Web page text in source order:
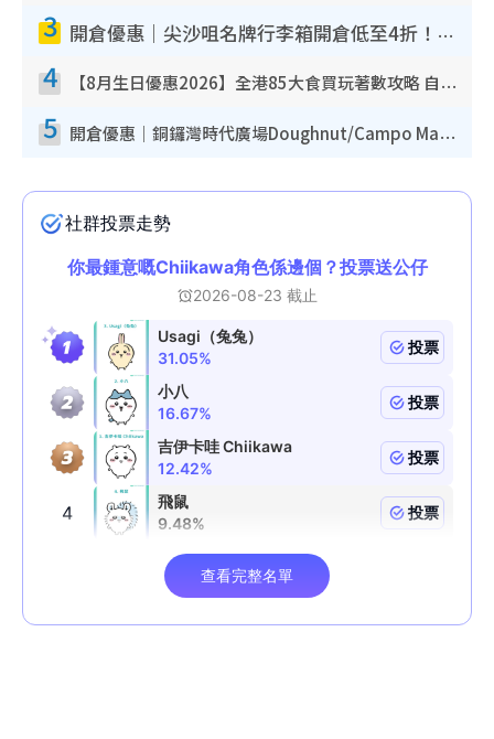
3 開倉優惠｜尖沙咀名牌行李箱開倉低至4折！一連5日 American Tourister/ace./Hallmark $200起！
4 【8月生日優惠2026】全港85大食買玩著數攻略 自助餐/火鍋放題同行免費＋誠品/DONKI送現金券
5 開倉優惠｜銅鑼灣時代廣場Doughnut/Campo Marzio開倉低至1折！背囊、書包、手袋劈價$200起